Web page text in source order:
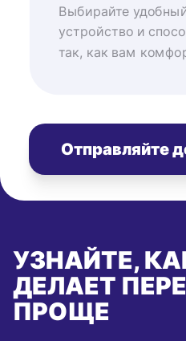
Выбирайте
устройство и
так, как вам
Отправляйте
УЗНАЙТЕ,
ДЕЛАЕТ
ПРОЩЕ